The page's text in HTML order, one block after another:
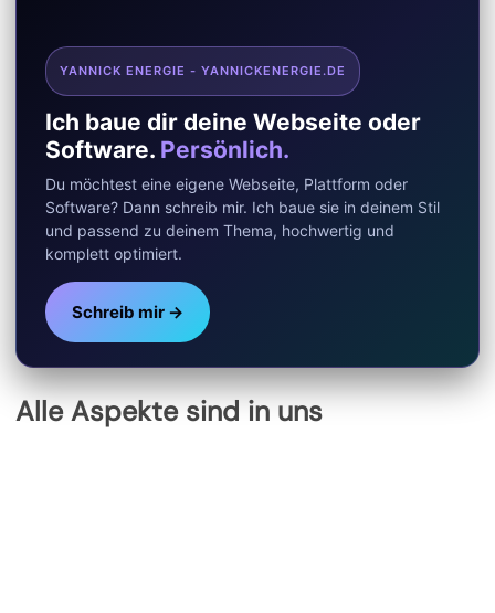
YANNICK ENERGIE - YANNICKENERGIE.DE
Ich baue dir deine Webseite oder
Software. Persönlich.
Du möchtest eine eigene Webseite, Plattform oder
Software? Dann schreib mir. Ich baue sie in deinem Stil
und passend zu deinem Thema, hochwertig und
komplett optimiert.
Schreib mir →
Alle Aspekte sind in uns